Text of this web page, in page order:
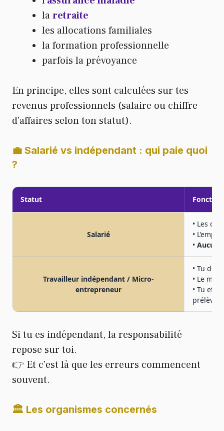
laretraite
les allocations familiales
la formation professionnelle
parfois la prévoyance
En principe, elles sont calculées sur tes
revenus professionnels (salaire ou chiffre
d’affaires selon ton statut).
💼 Salarié vs indépendant : qui paie quoi
?
Statut
Salarié
• Les
•
•
Travailleur indépendant / Micro-
entrepreneur
• Tu
• Le
• Tu
Si tu es indépendant, la responsabilité
repose sur toi.
👉 Et c’est là que les erreurs commencent
souvent.
🏛 Les organismes concernés